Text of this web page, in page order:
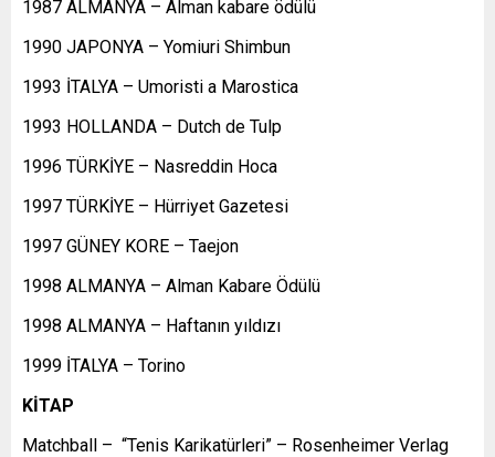
1987 ALMANYA – Alman kabare ödülü
1990 JAPONYA – Yomiuri Shimbun
1993 İTALYA – Umoristi a Marostica
1993 HOLLANDA – Dutch de Tulp
1996 TÜRKİYE – Nasreddin Hoca
1997 TÜRKİYE – Hürriyet Gazetesi
1997 GÜNEY KORE – Taejon
1998 ALMANYA – Alman Kabare Ödülü
1998 ALMANYA – Haftanın yıldızı
1999 İTALYA – Torino
KİTAP
Matchball – “Tenis Karikatürleri” – Rosenheimer Verlag